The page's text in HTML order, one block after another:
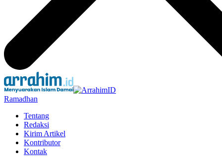
Ramadhan
Tentang
Redaksi
Kirim Artikel
Kontributor
Kontak